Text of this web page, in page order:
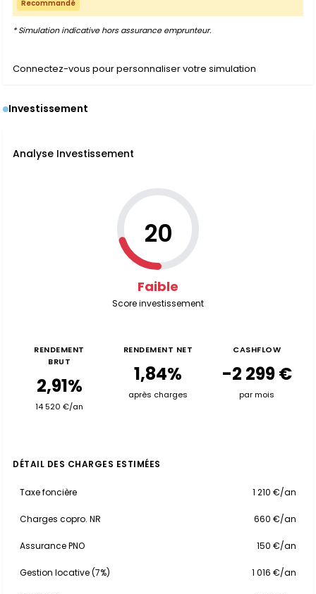
Recommandé
* Simulation indicative hors assurance emprunteur.
Connectez-vous pour personnaliser votre simulation
Investissement
Analyse Investissement
20
Faible
Score investissement
RENDEMENT
BRUT
2,91%
14 520 €/an
RENDEMENT NET
1,84%
après charges
CASHFLOW
-2 299 €
par mois
DÉTAIL DES CHARGES ESTIMÉES
Taxe foncière 1 210 €/an
Charges copro. NR 660 €/an
Assurance PNO 150 €/an
Gestion locative (7%) 1 016 €/an